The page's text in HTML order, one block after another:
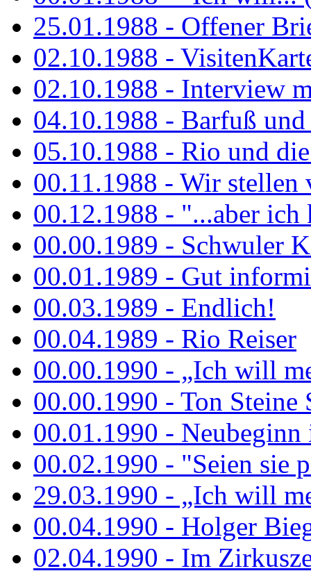
25.01.1988 - Offener
02.10.1988 -
02.10.1988 - Interview
04.10.1988 - Barfuß und
05.10.1988 - Rio und
00.11.1988 - Wir stellen
00.12.1988 - "...aber ich
00.00.1989 - Schwuler
00.01.1989 - Gut
00.03.1989 - Endlich!
00.04.1989 - Rio Reiser
00.00.1990 - „Ich will
00.00.1990 - Ton Steine
00.01.1990 -
00.02.1990 - "Seien sie
29.03.1990 - „Ich will
00.04.1990 - Holger
02.04.1990 - Im